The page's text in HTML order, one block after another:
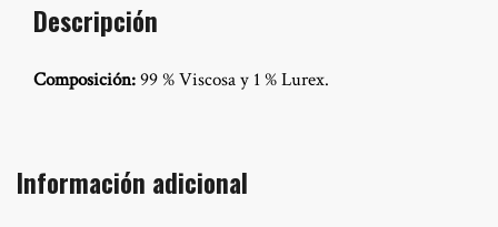
Descripción
Composición:99 % Viscosa y 1 % Lurex.
Información adicional